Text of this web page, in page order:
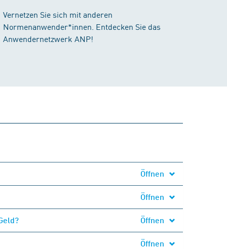
Vernetzen Sie sich mit anderen
Normenanwender*innen. Entdecken Sie das
Anwendernetzwerk ANP!
Öffnen
Öffnen
Öffnen
Öffnen